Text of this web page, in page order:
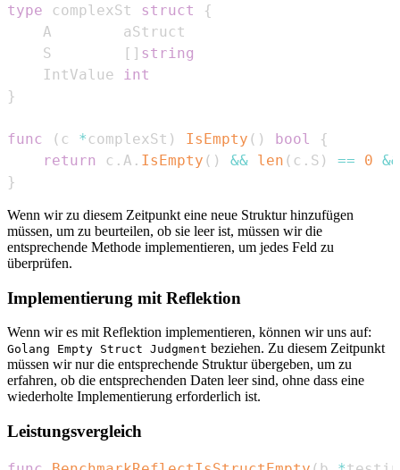
type complexSt struct
{
    S
[ ] string
    IntValue
int
}
func ( c * complexSt ) IsEmpty ( ) bool
{
return
c . A . IsEmpty ( ) && len ( c . S ) == 0 &&
}
Wenn wir zu diesem Zeitpunkt eine neue Struktur hinzufügen
müssen, um zu beurteilen, ob sie leer ist, müssen wir die
entsprechende Methode implementieren, um jedes Feld zu
überprüfen.
Implementierung mit Reflektion
Wenn wir es mit Reflektion implementieren, können wir uns auf:
Golang Empty Struct Judgment beziehen. Zu diesem Zeitpunkt
müssen wir nur die entsprechende Struktur übergeben, um zu
erfahren, ob die entsprechenden Daten leer sind, ohne dass eine
wiederholte Implementierung erforderlich ist.
Leistungsvergleich